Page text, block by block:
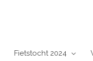
Fietstocht 2024